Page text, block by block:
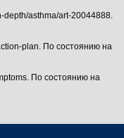
asthma/art-20044888.
plan. По состоянию на
По состоянию на